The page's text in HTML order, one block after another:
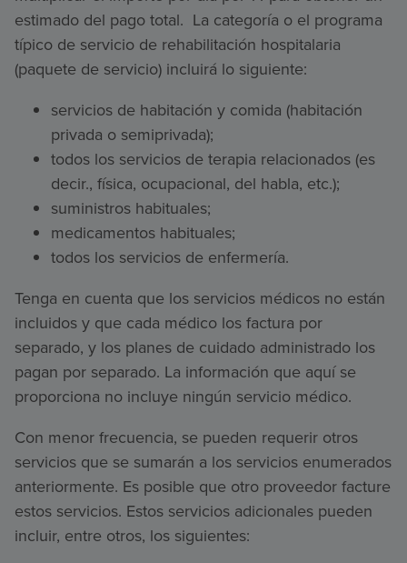
estimado del pago total. La categoría o el programa
típico de servicio de rehabilitación hospitalaria
(paquete de servicio) incluirá lo siguiente:
servicios de habitación y comida (habitación
privada o semiprivada);
todos los servicios de terapia relacionados (es
decir., física, ocupacional, del habla, etc.);
suministros habituales;
medicamentos habituales;
todos los servicios de enfermería.
Tenga en cuenta que los servicios médicos no están
incluidos y que cada médico los factura por
separado, y los planes de cuidado administrado los
pagan por separado. La información que aquí se
proporciona no incluye ningún servicio médico.
Con menor frecuencia, se pueden requerir otros
servicios que se sumarán a los servicios enumerados
anteriormente. Es posible que otro proveedor facture
estos servicios. Estos servicios adicionales pueden
incluir, entre otros, los siguientes: